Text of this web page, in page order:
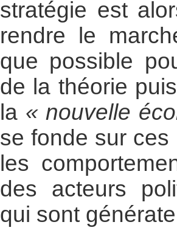
stratégie est
rendre le
que possible
de la théorie
la « nouvelle
se fonde sur
les
des acteurs
qui sont